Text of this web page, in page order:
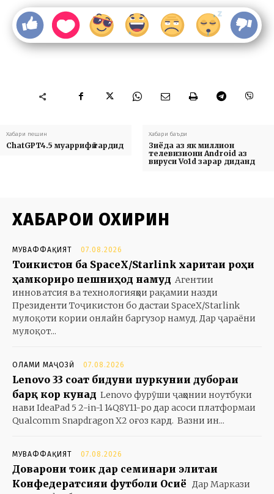
Хабари пешин
ChatGPT4.5 муаррифӣ гардид
Хабари баъди
Зиёда аз як миллион
телевизиони Android аз
вируси Vo1d зарар диданд
ХАБАРҲОИ ОХИРИН
МУВАФФАҚИЯТ 07.08.2026
Тоҷикистон ба SpaceX/Starlink харитаи роҳи
ҳамкориро пешниҳод намуд Агентии
инноватсия ва технологияҳои рақамии назди
Президенти Тоҷикистон бо дастаи SpaceX/Starlink
мулоқоти кории онлайн баргузор намуд. Дар ҷараёни
мулоқот...
ОЛАМИ МАҶОЗӢ 07.08.2026
Lenovo 33 соат бидуни пуркунии дубораи
барқ кор кунад Lenovo фурӯши ҷаҳонии ноутбуки
нави IdeaPad 5 2-in-1 14Q8Y11-ро дар асоси платформаи
Qualcomm Snapdragon X2 оғоз кард. Вазни ин...
МУВАФФАҚИЯТ 07.08.2026
Доварони тоҷик дар семинари элитаи
Конфедератсияи футболи Осиё Дар Маркази